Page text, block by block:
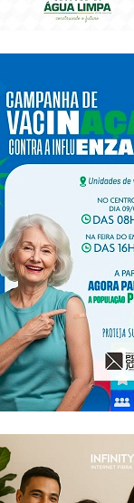
https://
https://